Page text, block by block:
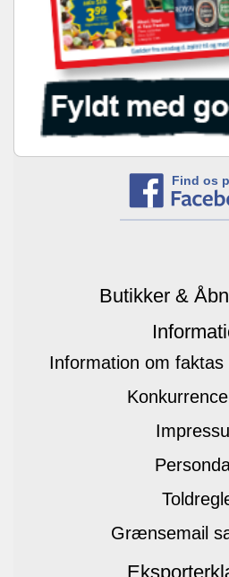
Find os
Butikker &
Information om
Grænsemail